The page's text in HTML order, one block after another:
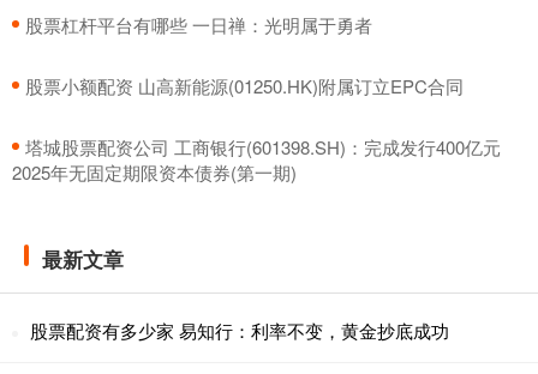
​股票杠杆平台有哪些 一日禅：光明属于勇者
​股票小额配资 山高新能源(01250.HK)附属订立EPC合同
​塔城股票配资公司 工商银行(601398.SH)：完成发行400亿元
2025年无固定期限资本债券(第一期)
最新文章
股票配资有多少家 易知行：利率不变，黄金抄底成功